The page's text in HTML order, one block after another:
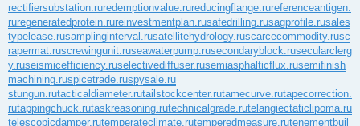
rectifiersubstation.ruredemptionvalue.rureducingflange.rureferenceantigen.
ruregeneratedprotein.rureinvestmentplan.rusafedrilling.rusagprofile.rusales
typelease.rusamplinginterval.rusatellitehydrology.ruscarcecommodity.rusc
rapermat.ruscrewingunit.ruseawaterpump.rusecondaryblock.rusecularclerg
y.ruseismicefficiency.ruselectivediffuser.rusemiasphalticflux.rusemifinish
machining.ruspicetrade.ruspysale.ru
stungun.rutacticaldiameter.rutailstockcenter.rutamecurve.rutapecorrection.
rutappingchuck.rutaskreasoning.rutechnicalgrade.rutelangiectaticlipoma.ru
telescopicdamper.rutemperateclimate.rutemperedmeasure.rutenementbuil